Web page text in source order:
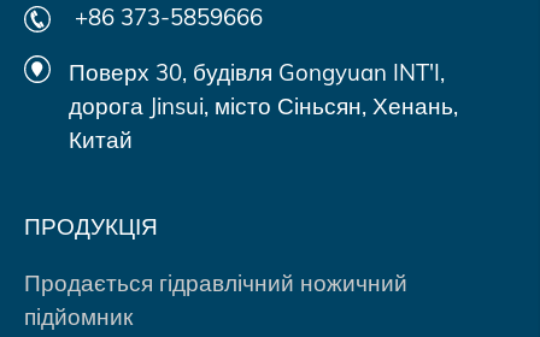
+86 373-5859666
Поверх 30, будівля Gongyuan INT'I,
дорога Jinsui, місто Сіньсян, Хенань,
Китай
ПРОДУКЦІЯ
Продається гідравлічний ножичний
підйомник